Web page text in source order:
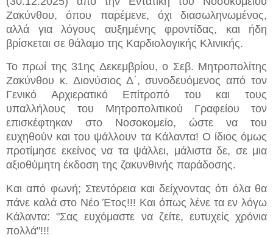
Ζακύνθου, όπου παρέμενε, όχι διασωληνωμένος,
αλλά για λόγους αυξημένης φροντίδας, και ήδη
βρίσκεται σε θάλαμο της Καρδιολογικής Κλινικής.
Το πρωί της 31ης Δεκεμβρίου, ο Σεβ. Μητροπολίτης
Ζακύνθου κ. Διονύσιος Δ΄, συνοδευόμενος από τον
Γενικό Αρχιερατικό Επίτροπό του και τους
υπαλλήλους του Μητροπολιτικού Γραφείου τον
επισκέφτηκαν στο Νοσοκομείο, ώστε να του
ευχηθούν και του ψάλλουν τα Κάλαντα! Ο ίδιος όμως
προτίμησε εκείνος να τα ψάλλει, μάλιστα δε, σε μια
αξιοθύμητη έκδοση της ζακυνθινής παράδοσης.
Και από φωνή; Στεντόρεια και δείχνοντας ότι όλα θα
πάνε καλά στο Νέο Έτος!!! Και όπως λένε τα εν λόγω
Κάλαντα: "Σας ευχόμαστε να ζείτε, ευτυχείς χρόνια
πολλά"!!!